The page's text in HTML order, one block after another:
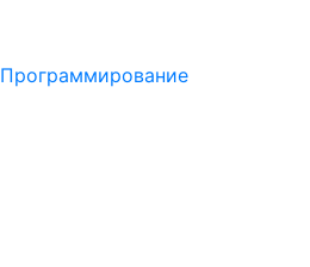
Программирование